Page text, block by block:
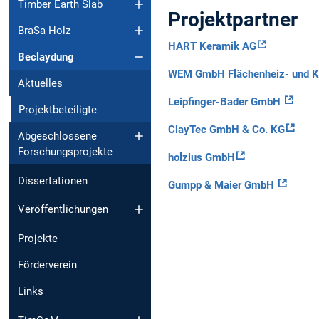
Timber Earth Slab
BraSa Holz
Beclaydung
Aktuelles
Projektbeteiligte
Abgeschlossene
Forschungsprojekte
Dissertationen
Veröffentlichungen
Projekte
Förderverein
Links
Projektpartner
HART Keramik AG
WEM GmbH Flächenheiz- und
Leipfinger-Bader GmbH
ClayTec GmbH & Co. KG
holzius GmbH
Gumpp & Maier GmbH